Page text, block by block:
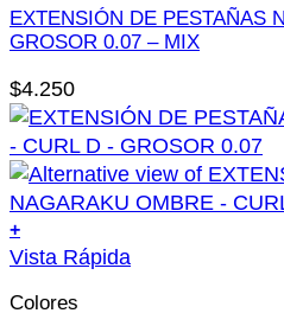
de
producto
múltiples
variantes.
opciones
se
pueden
elegir
en
la
página
de
EXTENSIÓN DE PESTAÑAS
GROSOR 0.07 – MIX
$4.250
+
Este
tiene
Vista Rápida
Colores